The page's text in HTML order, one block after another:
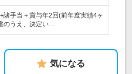
諸手当＋賞与年2回(前年度実績4ヶ
のうえ、決定い…
気になる